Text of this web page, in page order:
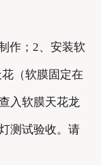
作；2、安装软
（软膜固定在
入软膜天花龙
测试验收。请